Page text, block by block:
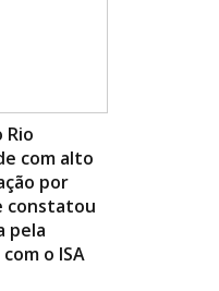
Rio
com alto
por
constatou
pela
o ISA